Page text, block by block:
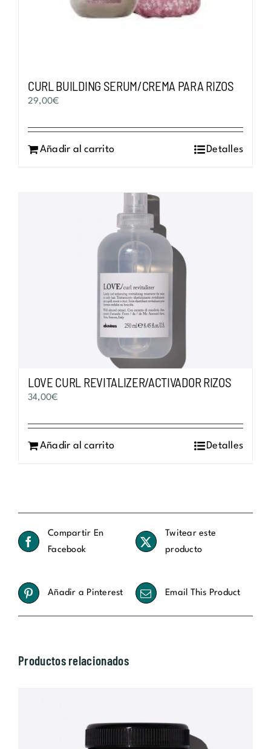
CURL BUILDING SERUM/CREMA PARA RIZOS
29,00€
Añadir al carrito Detalles
LOVE CURL REVITALIZER/ACTIVADOR RIZOS
34,00€
Añadir al carrito Detalles
Compartir En
Facebook
Twitear este
producto
Añadir a Pinterest Email This Product
Productos relacionados